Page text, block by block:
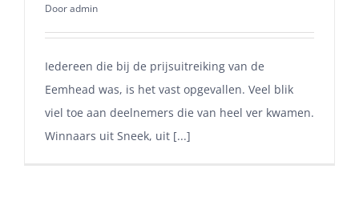
Dooradmin
Iedereen die bij de prijsuitreiking van de
Eemhead was, is het vast opgevallen. Veel blik
viel toe aan deelnemers die van heel ver kwamen.
Winnaars uit Sneek, uit [...]